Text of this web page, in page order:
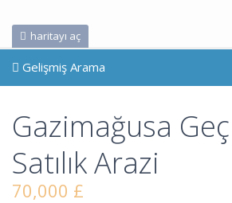
haritayı aç
Gelişmiş Arama
Gazimağusa
Satılık Arazi
70,000 £